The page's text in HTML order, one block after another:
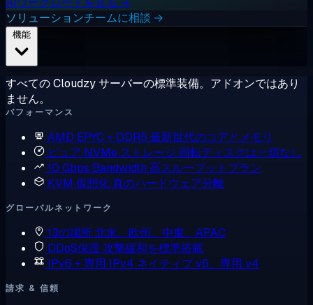
ソリューションチームに相談 →
すべての Cloudzy サーバーの標準装備。アドオンではあり
ません。
パフォーマンス
AMD EPYC + DDR5 最新世代のコアとメモリ
ピュア NVMe ストレージ 回転ディスクは一切なし
10 Gbps Bandwidth 高スループットプラン
KVM 仮想化真のハードウェア分離
グローバルネットワーク
13の場所北米、欧州、中東、APAC
DDoS保護攻撃緩和を標準搭載
IPv6 + 専用 IPv4 ネイティブ v6、専用 v4
請求 & 信頼